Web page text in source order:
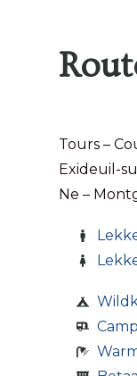
Tours –
Exideuil-
Ne –